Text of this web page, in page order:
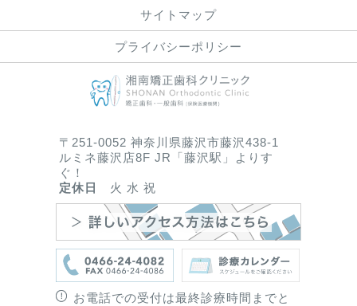
〒251-0052 神奈川県藤沢市藤沢438-1
ルミネ藤沢店8F JR「藤沢駅」よりす
ぐ！
定休日
火 水 祝
サイトマップ
プライバシーポリシー
お電話での受付は最終診療時間までと